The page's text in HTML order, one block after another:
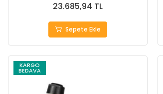
23.685,94 TL
Sepete Ekle
KARGO
BEDAVA